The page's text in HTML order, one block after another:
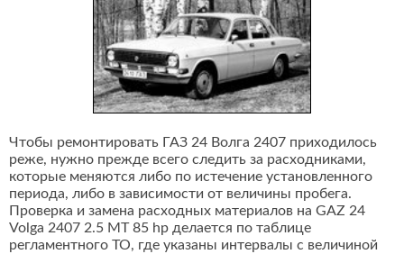
Чтобы ремонтировать ГАЗ 24 Волга 2407 приходилось
реже, нужно прежде всего следить за расходниками,
которые меняются либо по истечение установленного
периода, либо в зависимости от величины пробега.
Проверка и замена расходных материалов на GAZ 24
Volga 2407 2.5 MT 85 hp делается по таблице
регламентного ТО, где указаны интервалы с величиной